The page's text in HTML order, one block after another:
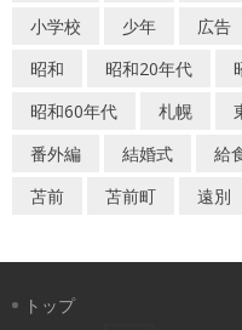
小学校
少年 広告
昭和
昭和20年代
昭和60年代
札幌
番外編
結婚式 給
苫前
苫前町 遠別
トップ